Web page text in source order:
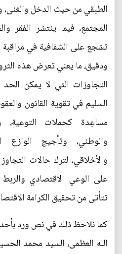
الطبقي من حيث الدخل والغنى،
المجتمع، فيما ينتشر الفقر
تشجع على الشفافية في مراقبة
ودقيق، ما يعني تعرض هذه
التجاوزات التي لا يمكن
السليم في تقوية القانون
مساعِدة كحملات التوعية،
والوطني، وتأجيج الوازع
والأخلاقي، لترك حالات
على الوعي الاقتصادي
تتأتى من تحقيق الكرامة
كما نلاحظ ذلك في نص ورد بأحد
الله العظمى، السيد محمد